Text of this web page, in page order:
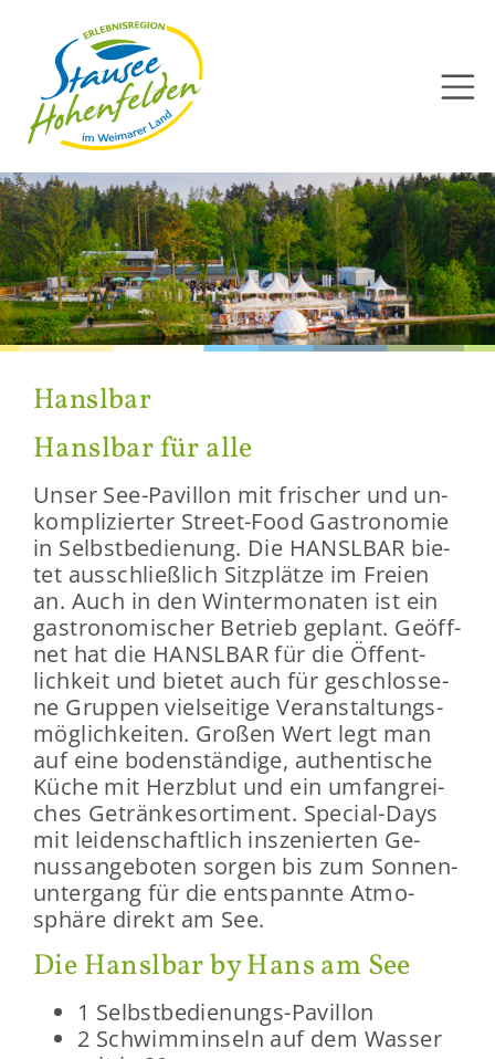
Hansl­bar
Hansl­bar für alle
Unser See-​Pavillon mit fri­scher und un­
kom­pli­zier­ter Street-​Food Gas­tro­no­mie
in Selbst­be­die­nung. Die HANSL­BAR bie­
tet aus­schließ­lich Sitz­plät­ze im Frei­en
an. Auch in den Win­ter­mo­na­ten ist ein
gas­tro­no­mi­scher Be­trieb ge­plant. Ge­öff­
net hat die HANSL­BAR für die Öf­fent­
lich­keit und bie­tet auch für ge­schlos­se­
ne Grup­pen viel­sei­ti­ge Ver­an­stal­tungs­
mög­lich­kei­ten. Gro­ßen Wert legt man
auf eine bo­den­stän­di­ge, au­then­ti­sche
Küche mit Herz­blut und ein um­fang­rei­
ches Ge­trän­ke­sor­ti­ment. Special-​Days
mit lei­den­schaft­lich in­sze­nier­ten Ge­
nuss­an­ge­bo­ten sor­gen bis zum Son­nen­
un­ter­gang für die ent­spann­te At­mo­
sphä­re di­rekt am See.
Die Hansl­bar by Hans am See
1 Selbstbedienungs-​Pavillon
2 Schwimmin­seln auf dem Was­ser